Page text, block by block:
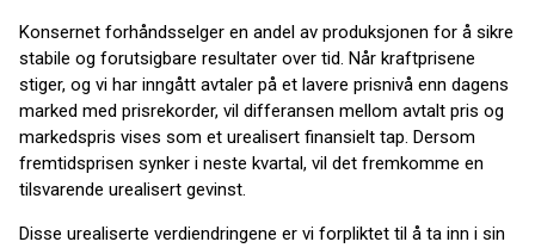
Konsernet forhåndsselger en andel av produksjonen for å sikre
stabile og forutsigbare resultater over tid. Når kraftprisene
stiger, og vi har inngått avtaler på et lavere prisnivå enn dagens
marked med prisrekorder, vil differansen mellom avtalt pris og
markedspris vises som et urealisert finansielt tap. Dersom
fremtidsprisen synker i neste kvartal, vil det fremkomme en
tilsvarende urealisert gevinst.
Disse urealiserte verdiendringene er vi forpliktet til å ta inn i sin